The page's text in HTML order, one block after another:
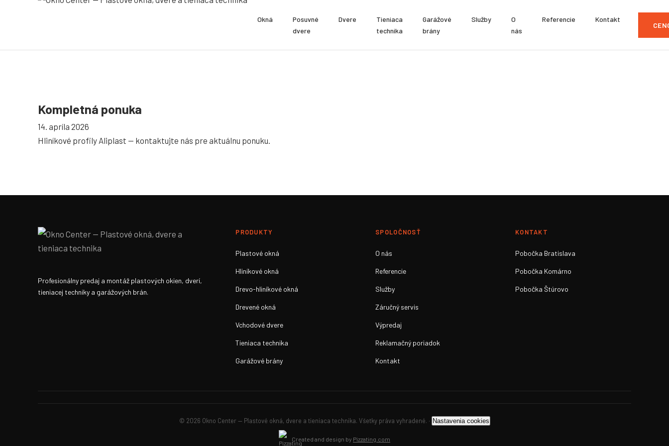
Okná
Posuvné
dvere
Dvere
Tieniaca
technika
Garážové
brány
Služby
O
nás
Referencie Kontakt
Kompletná ponuka
14. apríla 2026
Hliníkové profily Aliplast — kontaktujte nás pre aktuálnu ponuku.
Profesionálny predaj a montáž plastových okien, dverí,
tieniacej techniky a garážových brán.
PRODUKTY
Plastové okná
Hliníkové okná
Drevo-hliníkové okná
Drevené okná
Vchodové dvere
Tieniaca technika
Garážové brány
SPOLOČNOSŤ
O nás
Referencie
Služby
Záručný servis
Výpredaj
Reklamačný poriadok
Kontakt
KONTAKT
Pobočka Bratislava
Pobočka Komárno
Pobočka Štúrovo
© 2026 Okno Center — Plastové okná, dvere a tieniaca technika. Všetky práva vyhradené. · Nastavenia cookies
Created and design by Pizzating.com